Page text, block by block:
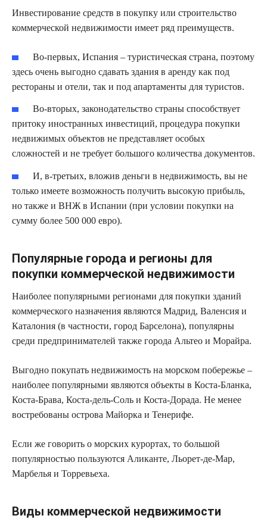
Инвестирование средств в покупку или строительство
коммерческой недвижимости имеет ряд преимуществ.
Во-первых, Испания – туристическая страна, поэтому
здесь очень выгодно сдавать здания в аренду как под
рестораны и отели, так и под апартаменты для туристов.
Во-вторых, законодательство страны способствует
притоку иностранных инвестиций, процедура покупки
недвижимых объектов не представляет особых
сложностей и не требует большого количества документов.
И, в-третьих, вложив деньги в недвижимость, вы не
только имеете возможность получить высокую прибыль,
но также и ВНЖ в Испании (при условии покупки на
сумму более 500 000 евро).
Популярные города и регионы для
покупки коммерческой недвижимости
Наиболее популярными регионами для покупки зданий
коммерческого назначения являются Мадрид, Валенсия и
Каталония (в частности, город Барселона), популярны
среди предпринимателей также города Альтео и Морайра.
Выгодно покупать недвижимость на морском побережье –
наиболее популярными являются объекты в Коста-Бланка,
Коста-Брава, Коста-дель-Соль и Коста-Дорада. Не менее
востребованы острова Майорка и Тенерифе.
Если же говорить о морских курортах, то большой
популярностью пользуются Аликанте, Льорет-де-Мар,
Марбелья и Торревьеха.
Виды коммерческой недвижимости